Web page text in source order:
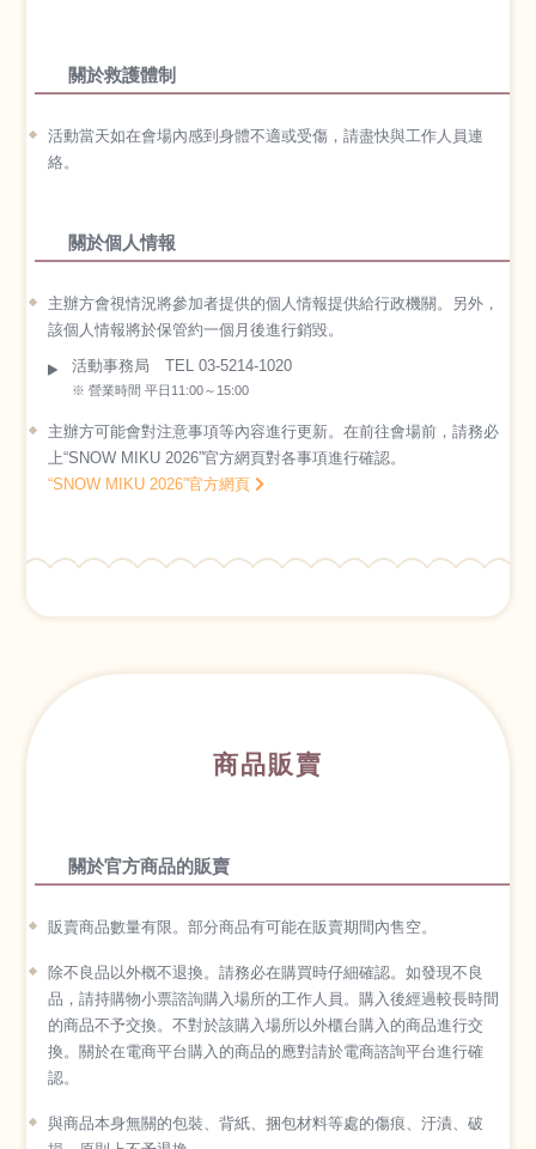
關於救護體制
活動當天如在會場內感到身體不適或受傷，請盡快與工作人員連
絡。
關於個人情報
主辦方會視情況將參加者提供的個人情報提供給行政機關。另外，
該個人情報將於保管約一個月後進行銷毀。
活動事務局 TEL 03-5214-1020
※ 營業時間 平日11:00～15:00
主辦方可能會對注意事項等內容進行更新。在前往會場前，請務必
上“SNOW MIKU 2026”官方網頁對各事項進行確認。
“SNOW MIKU 2026”官方網頁
商品販賣
關於官方商品的販賣
販賣商品數量有限。部分商品有可能在販賣期間內售空。
除不良品以外概不退換。請務必在購買時仔細確認。如發現不良
品，請持購物小票諮詢購入場所的工作人員。購入後經過較長時間
的商品不予交換。不對於該購入場所以外櫃台購入的商品進行交
換。關於在電商平台購入的商品的應對請於電商諮詢平台進行確
認。
與商品本身無關的包裝、背紙、捆包材料等處的傷痕、汙漬、破